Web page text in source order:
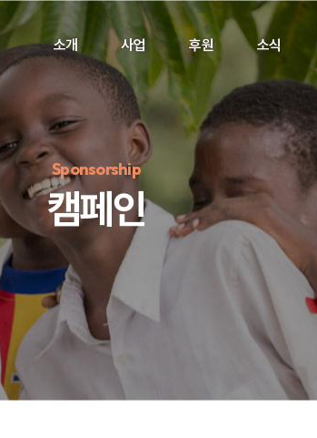
소개 사업 후원 소식
스 #캠페인#팬덤후원
Sponsorship
캠페인